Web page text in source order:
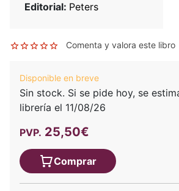
Editorial: Peters
Comenta y valora este libro
Disponible en breve
Sin stock. Si se pide hoy, se
librería el 11/08/26
PVP. 25,50€
Comprar